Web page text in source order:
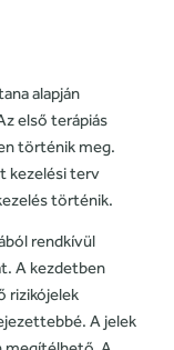
alapján
első terápiás
történik meg.
kezelési terv
történik.
rendkívül
A kezdetben
rizikójelek
A jelek